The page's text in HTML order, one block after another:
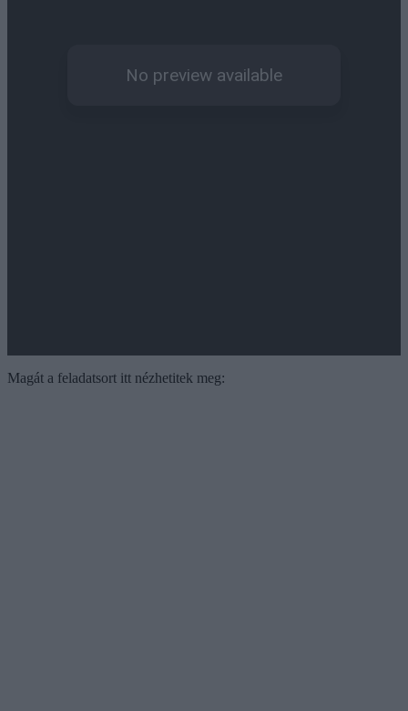
Magát a feladatsort itt nézhetitek meg: